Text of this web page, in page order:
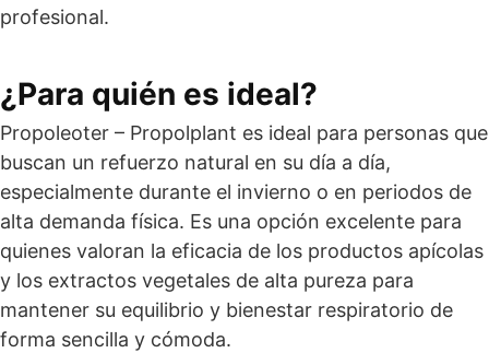
profesional.
¿Para quién es ideal?
Propoleoter – Propolplant es ideal para personas que
buscan un refuerzo natural en su día a día,
especialmente durante el invierno o en periodos de
alta demanda física. Es una opción excelente para
quienes valoran la eficacia de los productos apícolas
y los extractos vegetales de alta pureza para
mantener su equilibrio y bienestar respiratorio de
forma sencilla y cómoda.